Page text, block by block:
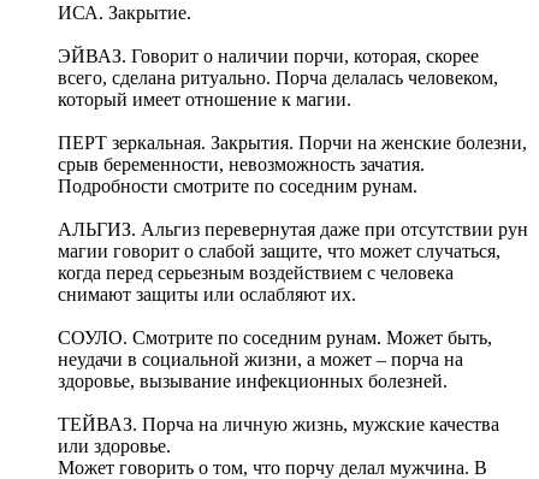
ИСА. Закрытие.
ЭЙВАЗ. Говорит о наличии порчи, которая, скорее
всего, сделана ритуально. Порча делалась человеком,
который имеет отношение к магии.
ПЕРТ зеркальная. Закрытия. Порчи на женские болезни,
срыв беременности, невозможность зачатия.
Подробности смотрите по соседним рунам.
АЛЬГИЗ. Альгиз перевернутая даже при отсутствии рун
магии говорит о слабой защите, что может случаться,
когда перед серьезным воздействием с человека
снимают защиты или ослабляют их.
СОУЛО. Смотрите по соседним рунам. Может быть,
неудачи в социальной жизни, а может – порча на
здоровье, вызывание инфекционных болезней.
ТЕЙВАЗ. Порча на личную жизнь, мужские качества
или здоровье.
Может говорить о том, что порчу делал мужчина. В